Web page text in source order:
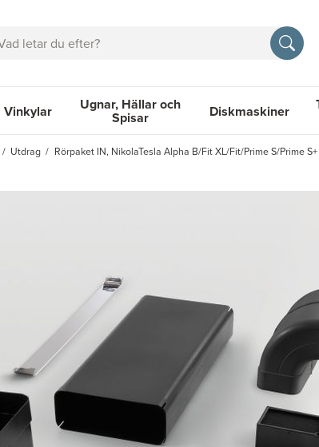
Vinkylar
Vinkylar
Ugnar, Hällar och
Spisar
Ugnar, Hällar och Spisar
Diskmaskiner
Diskmaskiner
Utdrag Rörpaket IN, NikolaTesla Alpha B/Fit XL/Fit/Prime S/Prime S+